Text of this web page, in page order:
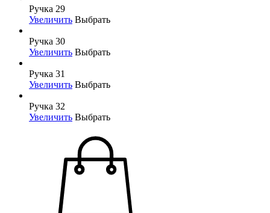
Ручка 29
Увеличить Выбрать
Ручка 30
Увеличить Выбрать
Ручка 31
Увеличить Выбрать
Ручка 32
Увеличить Выбрать